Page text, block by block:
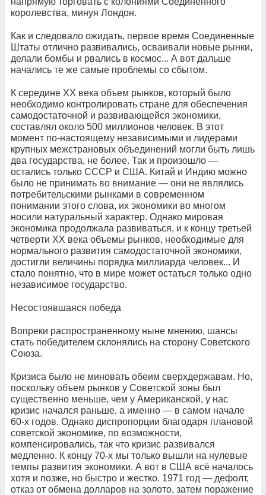
королевства, минуя Лондон.
Как и следовало ожидать, первое время Соединенные
Штаты отлично развивались, осваивали новые рынки,
делали бомбы и рвались в космос... А вот дальше
начались те же самые проблемы со сбытом.
К середине ХХ века объем рынков, который было
необходимо контролировать стране для обеспечения
самодостаточной и развивающейся экономики,
составлял около 500 миллионов человек. В этот
момент по-настоящему независимыми и лидерами
крупных межстрановых объединений могли быть лишь
два государства, не более. Так и произошло —
остались только СССР и США. Китай и Индию можно
было не принимать во внимание — они не являлись
потребительскими рынками в современном
понимании этого слова, их экономики во многом
носили натуральный характер. Однако мировая
экономика продолжала развиваться, и к концу третьей
четверти ХХ века объемы рынков, необходимые для
нормального развития самодостаточной экономики,
достигли величины порядка миллиарда человек... И
стало понятно, что в мире может остаться только одно
независимое государство.
Несостоявшаяся победа
Вопреки распространенному ныне мнению, шансы
стать победителем склонялись на сторону Советского
Союза.
Кризиса было не миновать обеим сверхдержавам. Но,
поскольку объем рынков у Советской зоны был
существенно меньше, чем у Американской, у нас
кризис начался раньше, а именно — в самом начале
60-х годов. Однако диспропорции благодаря плановой
советской экономике, по возможности,
компенсировались, так что кризис развивался
медленно. К концу 70-х мы только вышли на нулевые
темпы развития экономики. А вот в США всё началось
хотя и позже, но быстро и жестко. 1971 год — дефолт,
отказ от обмена долларов на золото, затем поражение